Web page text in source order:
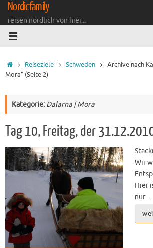
Zum
Inhalt
springen
Nordicfamily
reisen nördlich von hier...
Startseite
Reiseziele Schweden
Archive nach
Mora" (Seite 2)
Kategorie: Dalarna | Mora
Tag 10, Freitag, der
Wir
Hier
nur…